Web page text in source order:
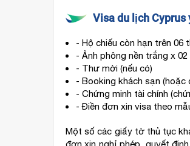
Visa du lịch
- Hộ chiếu còn hạn trên 06
- Ảnh phông nền trắng x 02
- Thư mời (nếu có)
- Booking khách sạn (hoặc
- Chứng minh tài chính
- Điền đơn xin visa theo
Một số các giấy tờ thủ tục